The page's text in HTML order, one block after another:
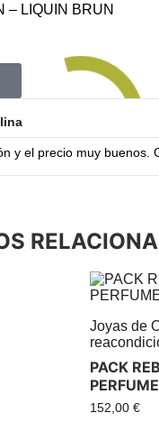
– LIQUIN BRUN
y el precio muy buenos.
Joyas de
PACK
152,00 €